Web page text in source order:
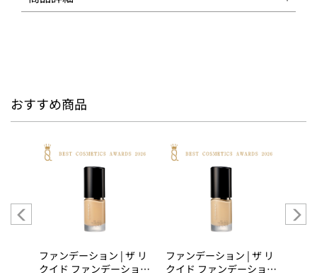
おすすめ商品
ファンデーション | ザ リ
クイド ファンデーション
ファンデーション | ザ リ
クイド ファンデーション